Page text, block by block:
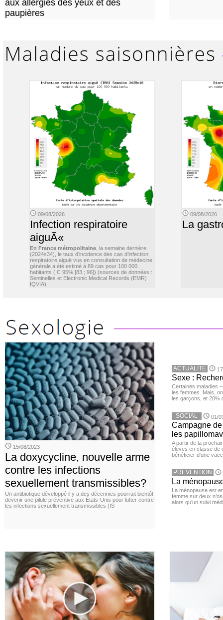
aux allergies des yeux et des
paupières
09/08/2026
Infection respiratoire
aiguÃ«
En France métropolitaine , la semaine dernière
(2024s34), le taux d’incidence des cas d’infection
respiratoire aiguë vus en consultation de médecine
générale a été estimé à 89 cas pour 100 000
habitants (IC 95% [83 ; 96]) (sources de données :
Sentinelles et Electronic Medical Records (EMR)
IQVIA).
09/08/2026
La
15/08/2023
La doxycycline, nouvelle arme
contre les infections
sexuellement transmissibles?
Un antibiotique développé il y a des décennies pourrait bientôt
devenir une pilule préventive aux États-Unis pour lutter contre
les infections sexuellement transmissibles (IS
ACTUALITE
Sexe :
Certaines maladies
les femmes. Mais,
les garçons, et 20%
SOCIAL 01/
Campagne
les
A partir de la
élèves en classe de
bénéficier d'une
PREVENTION
La
La ménopause est
femme sur deux
alors qu’un suivi